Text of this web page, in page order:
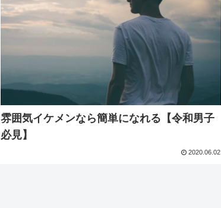
雰囲気イケメンなら簡単になれる【令和男子
必見】
2020.06.02